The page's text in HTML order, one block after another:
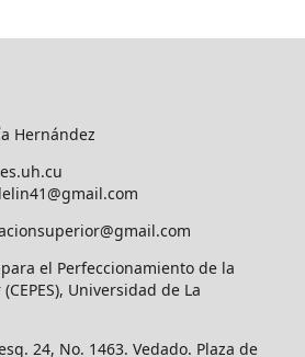
Hernández
el Perfeccionamiento de la
Universidad de La
24, No. 1463. Vedado. Plaza de